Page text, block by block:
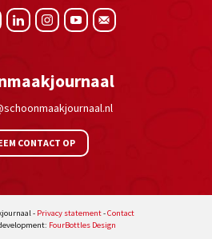
CONTACT OP
- Privacy statement-Contact
FourBottles Design